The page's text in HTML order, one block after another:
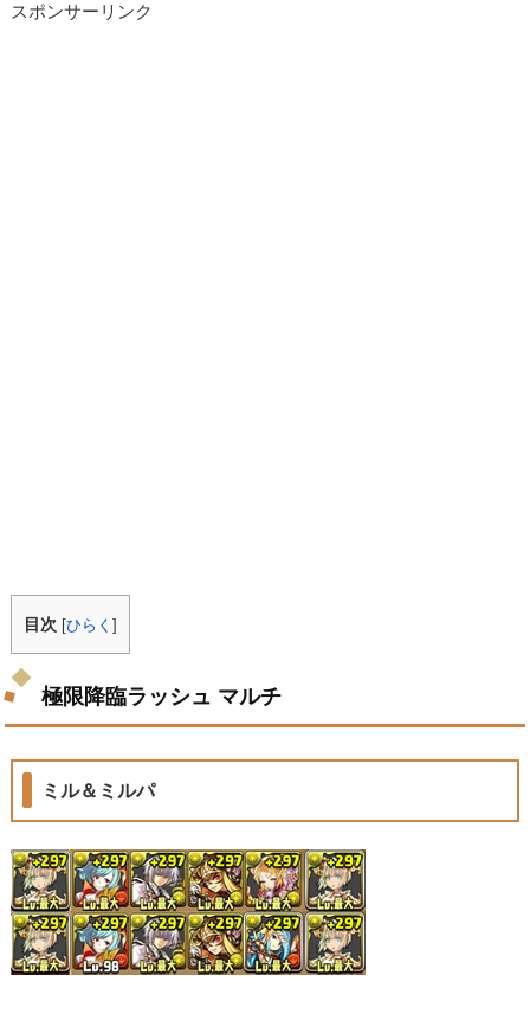
スポンサーリンク
目次 [ひらく]
極限降臨ラッシュ マルチ
ミル＆ミルパ